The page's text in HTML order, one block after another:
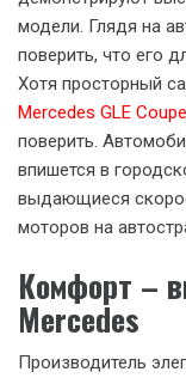
модели. Глядя на
поверить, что его
Хотя просторный
Mercedes GLE Coupe
поверить.
впишется в
выдающиеся
моторов на
Комфорт –
Mercedes
Производитель